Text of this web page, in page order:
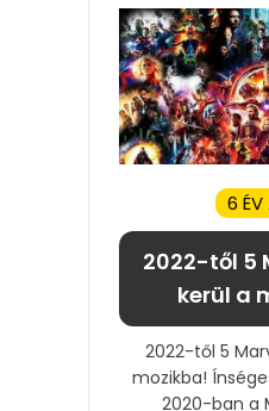
6
2022-től 5
kerül a
2022-től 5
mozikba!
2020-ban a